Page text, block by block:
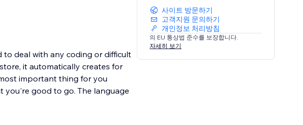
deal with any coding or difficult
it automatically creates for
important thing for you
you're good to go. The language
사이트 방문하기
고객지원 문의하기
개인정보 처리방침
의 EU 통상법 준수를 보장합니다.
자세히 보기